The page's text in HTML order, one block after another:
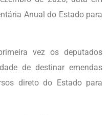
Anual do Estado para
vez os deputados
de destinar emendas
direto do Estado para